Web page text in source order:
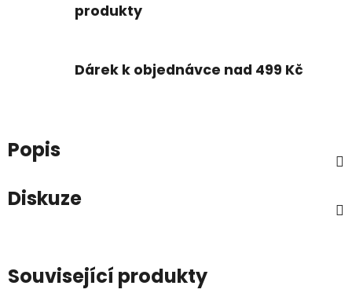
produkty
Dárek k objednávce nad 499 Kč
Popis
Diskuze
Související produkty